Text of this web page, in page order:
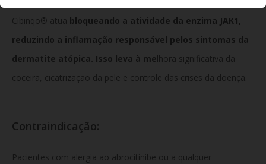
Cibinqo® atua bloqueando a atividade da enzima JAK1,
reduzindo a inflamação responsável pelos sintomas da
dermatite atópica. Isso leva à melhora significativa da
coceira, cicatrização da pele e controle das crises da doença.
Contraindicação:
Pacientes com alergia ao abrocitinibe ou a qualquer